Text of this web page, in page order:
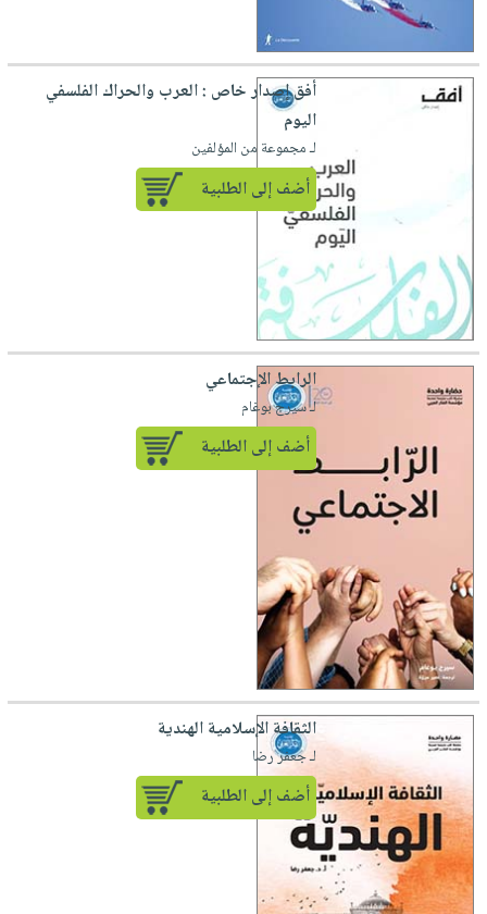
أفق إصدار خاص : العرب والحراك الفلسفي
اليوم
لـ مجموعة من المؤلفين
أضف إلى الطلبية
الرابط الإجتماعي
لـ سيرج بوغام
أضف إلى الطلبية
الثقافة الإسلامية الهندية
لـ جعفر رضا
أضف إلى الطلبية